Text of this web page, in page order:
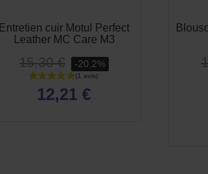
Entretien cuir Motul Perfect
Leather MC Care M3
15,30 € -20,2%
12,21 €